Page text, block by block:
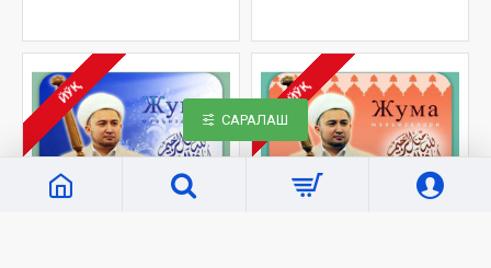
ЙЎҚ ЙЎҚ
САРАЛАШ